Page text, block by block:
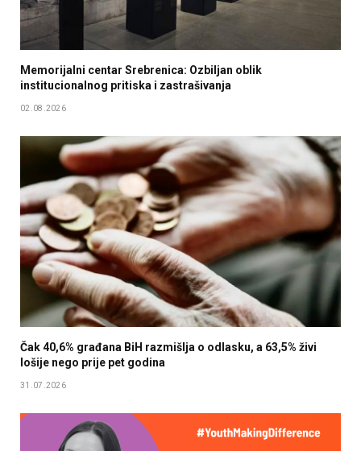
Memorijalni centar Srebrenica: Ozbiljan oblik
institucionalnog pritiska i zastrašivanja
02.08.2026
Čak 40,6% građana BiH razmišlja o odlasku, a 63,5% živi
lošije nego prije pet godina
31.07.2026